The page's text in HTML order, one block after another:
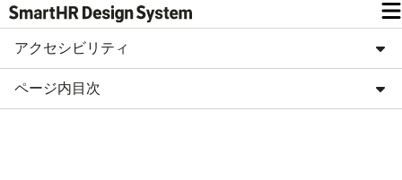
アクセシビリティ
ページ内目次